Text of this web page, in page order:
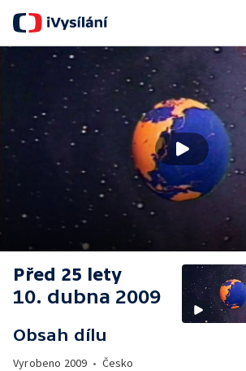
Před 25 lety
10. dubna 2009
Obsah dílu
Vyrobeno 2009 • Česko